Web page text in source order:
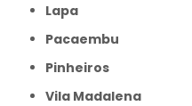
Lapa
Pacaembu
Pinheiros
Vila Madalena